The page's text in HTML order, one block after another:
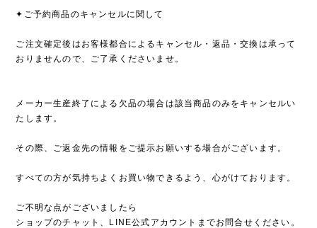
✦ご予約商品のキャンセルに関して
ご注文確定後はお客様都合によるキャンセル・返品・交換は承って
おりませんので、ご了承くださいませ。
メーカー生産終了による欠品の場合は該当商品のみをキャンセルい
たします。
その際、ご返金先の情報をご提示お願いする場合がございます。
すべての方が気持ちよくお買い物できるよう、心がけております。
ご不明な点がございましたら
ショップのチャット、LINE公式アカウントまでお問合せください。